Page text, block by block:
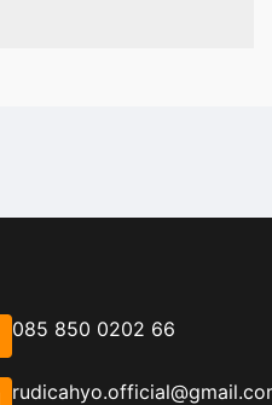
085 850 0202 66